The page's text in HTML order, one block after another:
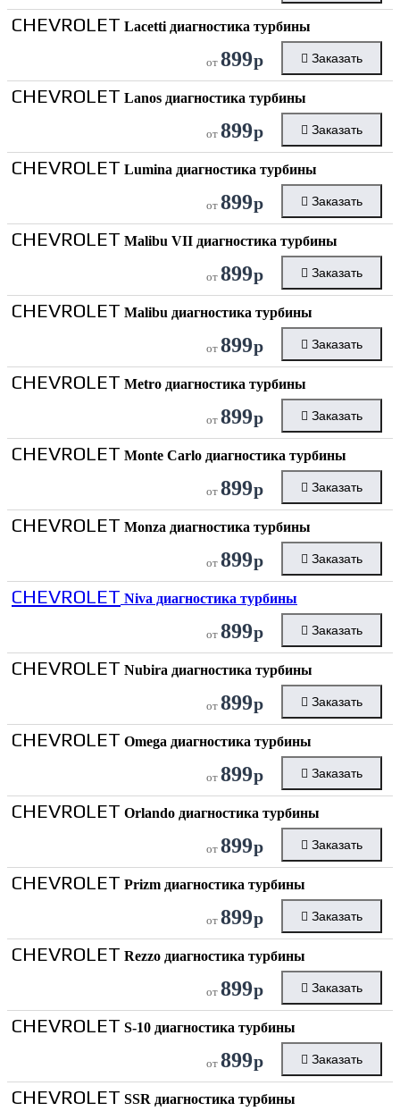
CHEVROLET Lacetti диагностика турбины
от 899р Заказать
CHEVROLET Lanos диагностика турбины
от 899р Заказать
CHEVROLET Lumina диагностика турбины
от 899р Заказать
CHEVROLET Malibu VII диагностика турбины
от 899р Заказать
CHEVROLET Malibu диагностика турбины
от 899р Заказать
CHEVROLET Metro диагностика турбины
от 899р Заказать
CHEVROLET Monte Carlo диагностика турбины
от 899р Заказать
CHEVROLET Monza диагностика турбины
от 899р Заказать
CHEVROLET Niva диагностика турбины
от 899р Заказать
CHEVROLET Nubira диагностика турбины
от 899р Заказать
CHEVROLET Omega диагностика турбины
от 899р Заказать
CHEVROLET Orlando диагностика турбины
от 899р Заказать
CHEVROLET Prizm диагностика турбины
от 899р Заказать
CHEVROLET Rezzo диагностика турбины
от 899р Заказать
CHEVROLET S-10 диагностика турбины
от 899р Заказать
CHEVROLET SSR диагностика турбины